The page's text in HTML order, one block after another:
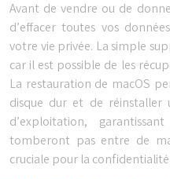
Avant de vendre ou de
d’effacer toutes vos
votre vie privée. La simple
car il est possible de les
La restauration de macOS
disque dur et de réinstaller
d’exploitation,
tomberont pas entre de
cruciale pour la